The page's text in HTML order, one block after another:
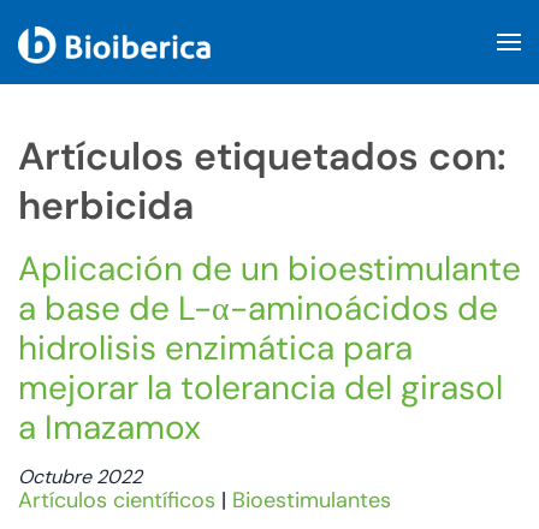
Artículos etiquetados con:
herbicida
Aplicación de un bioestimulante
a base de L-α-aminoácidos de
hidrolisis enzimática para
mejorar la tolerancia del girasol
a Imazamox
Octubre 2022
Artículos científicos | Bioestimulantes